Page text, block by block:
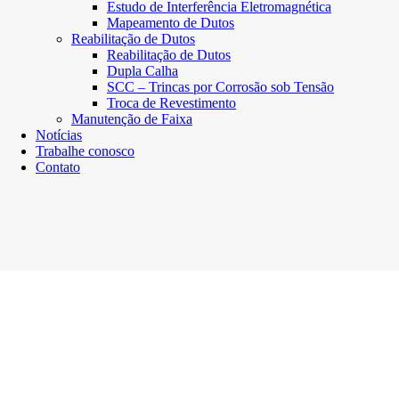
Estudo de Interferência Eletromagnética
Mapeamento de Dutos
Reabilitação de Dutos
Reabilitação de Dutos
Dupla Calha
SCC – Trincas por Corrosão sob Tensão
Troca de Revestimento
Manutenção de Faixa
Notícias
Trabalhe conosco
Contato